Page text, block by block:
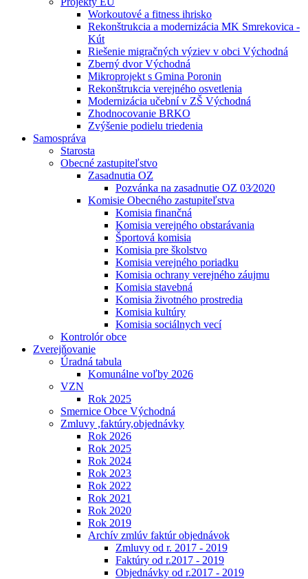
Workoutové a fitness ihrisko
Rekonštrukcia a modernizácia MK Smrekovica -
Kút
Riešenie migračných výziev v obci Východná
Zberný dvor Východná
Mikroprojekt s Gmina Poronin
Rekonštrukcia verejného osvetlenia
Modernizácia učební v ZŠ Východná
Zhodnocovanie BRKO
Zvýšenie podielu triedenia
Samospráva
Starosta
Obecné zastupiteľstvo
Zasadnutia OZ
Pozvánka na zasadnutie OZ 03⁄2020
Komisie Obecného zastupiteľstva
Komisia finančná
Komisia verejného obstarávania
Športová komisia
Komisia pre školstvo
Komisia verejného poriadku
Komisia ochrany verejného záujmu
Komisia stavebná
Komisia životného prostredia
Komisia kultúry
Komisia sociálnych vecí
Kontrolór obce
Zverejňovanie
Úradná tabula
Komunálne voľby 2026
VZN
Rok 2025
Smernice Obce Východná
Zmluvy ,faktúry,objednávky
Rok 2026
Rok 2025
Rok 2024
Rok 2023
Rok 2022
Rok 2021
Rok 2020
Rok 2019
Archív zmlúv faktúr objednávok
Zmluvy od r. 2017 - 2019
Faktúry od r.2017 - 2019
Objednávky od r.2017 - 2019